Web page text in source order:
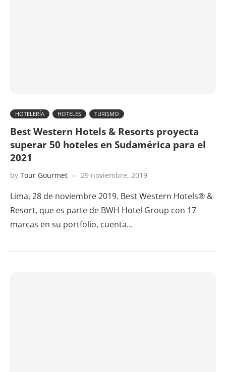
HOTELERÍA HOTELES TURISMO
Best Western Hotels & Resorts proyecta
superar 50 hoteles en Sudamérica para el
2021
by Tour Gourmet 29 noviembre, 2019
Lima, 28 de noviembre 2019. Best Western Hotels® &
Resort, que es parte de BWH Hotel Group con 17
marcas en su portfolio, cuenta…